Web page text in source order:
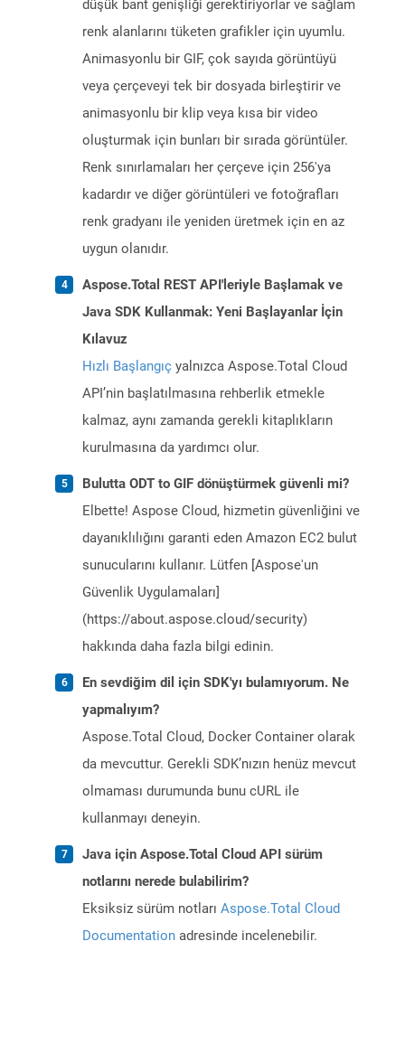
düşük bant genişliği gerektiriyorlar ve sağlam
renk alanlarını tüketen grafikler için uyumlu.
Animasyonlu bir GIF, çok sayıda görüntüyü
veya çerçeveyi tek bir dosyada birleştirir ve
animasyonlu bir klip veya kısa bir video
oluşturmak için bunları bir sırada görüntüler.
Renk sınırlamaları her çerçeve için 256'ya
kadardır ve diğer görüntüleri ve fotoğrafları
renk gradyanı ile yeniden üretmek için en az
uygun olanıdır.
Aspose.Total REST API'leriyle Başlamak ve
Java SDK Kullanmak: Yeni Başlayanlar İçin
Kılavuz
Hızlı Başlangıç yalnızca Aspose.Total Cloud
API’nin başlatılmasına rehberlik etmekle
kalmaz, aynı zamanda gerekli kitaplıkların
kurulmasına da yardımcı olur.
Bulutta ODT to GIF dönüştürmek güvenli mi?
Elbette! Aspose Cloud, hizmetin güvenliğini ve
dayanıklılığını garanti eden Amazon EC2 bulut
sunucularını kullanır. Lütfen [Aspose'un
Güvenlik Uygulamaları]
(https://about.aspose.cloud/security)
hakkında daha fazla bilgi edinin.
En sevdiğim dil için SDK'yı bulamıyorum. Ne
yapmalıyım?
Aspose.Total Cloud, Docker Container olarak
da mevcuttur. Gerekli SDK’nızın henüz mevcut
olmaması durumunda bunu cURL ile
kullanmayı deneyin.
Java için Aspose.Total Cloud API sürüm
notlarını nerede bulabilirim?
Eksiksiz sürüm notları Aspose.Total Cloud
Documentation adresinde incelenebilir.